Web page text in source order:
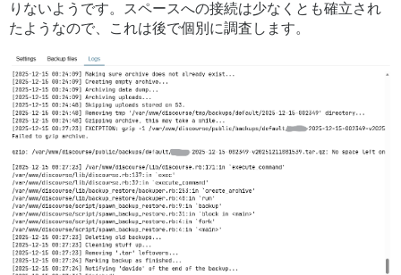
りないようです。スペースへの接続は少なくとも確立され
たようなので、これは後で個別に調査します。